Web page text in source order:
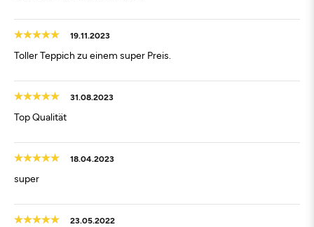
19.11.2023
Toller Teppich zu einem super Preis.
31.08.2023
Top Qualität
18.04.2023
super
23.05.2022